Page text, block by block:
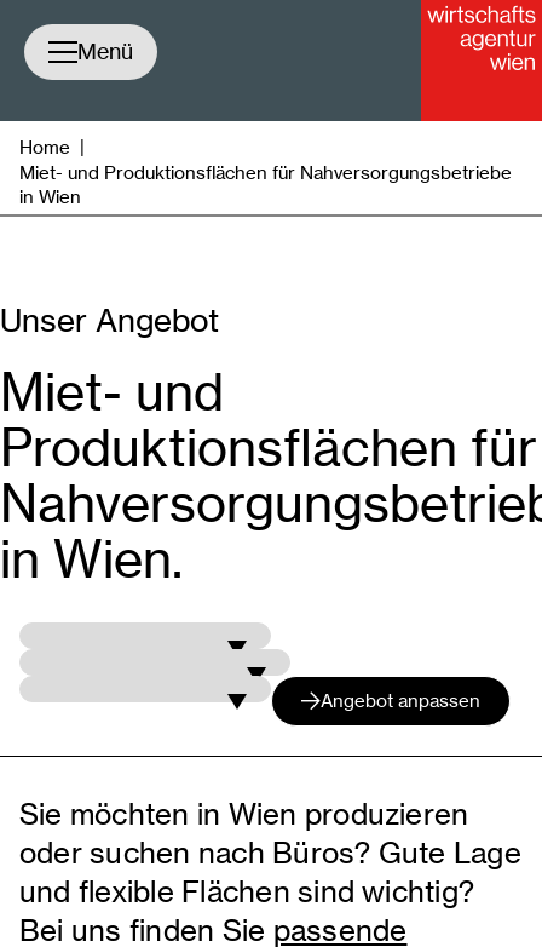
Navigation öffnen/schließen
Menü
Home |
Miet- und Produktionsflächen für Nahversorgungsbetriebe
in Wien
Miet- und
Produktionsflächen für
in Wien.
Unser Angebot
Ich suche für
ein Angebot
für
Angebot anpassen
Sie möchten in Wien produzieren
oder suchen nach Büros? Gute Lage
und flexible Flächen sind wichtig?
Bei uns finden Sie passende